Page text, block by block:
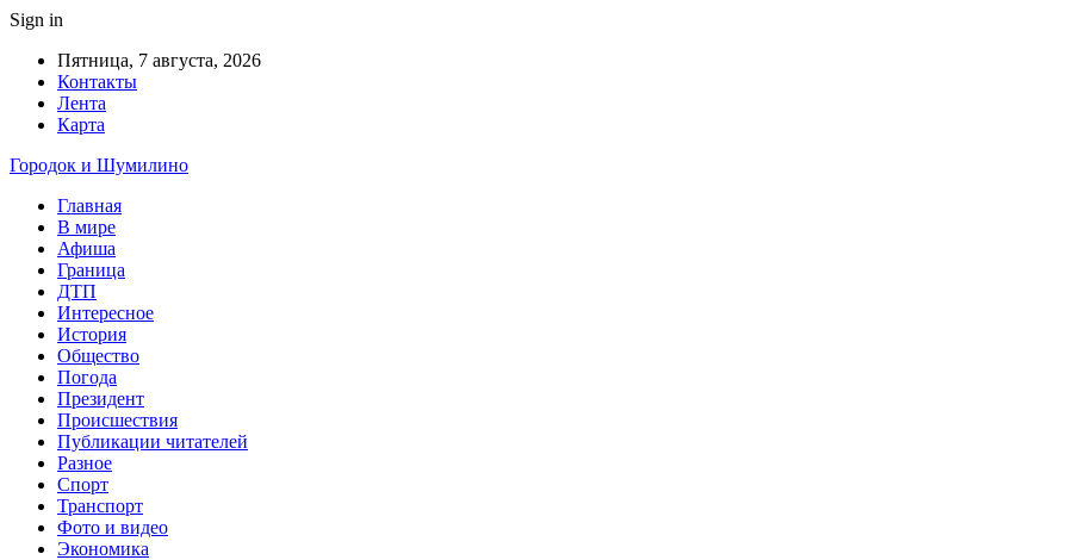
Sign in
Пятница, 7 августа, 2026
Контакты
Лента
Карта
Городок и Шумилино
Главная
В мире
Афиша
Граница
ДТП
Интересное
История
Общество
Погода
Президент
Происшествия
Публикации читателей
Разное
Спорт
Транспорт
Фото и видео
Экономика